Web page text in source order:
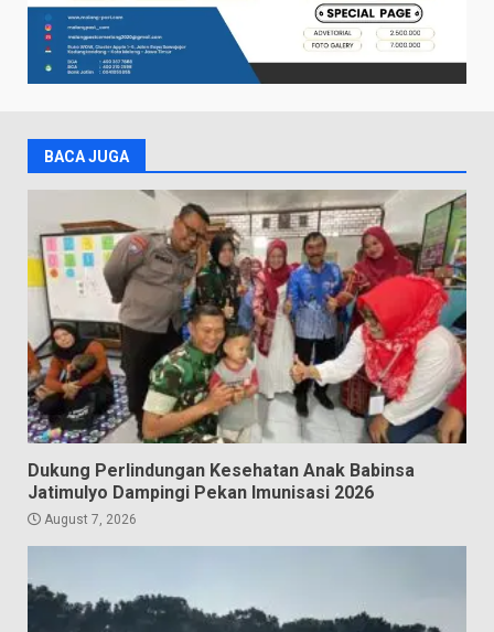
BACA JUGA
Dukung Perlindungan Kesehatan Anak Babinsa
Jatimulyo Dampingi Pekan Imunisasi 2026
August 7, 2026